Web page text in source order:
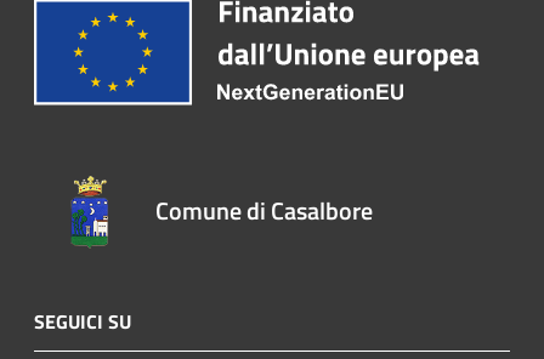
Comune di Casalbore
SEGUICI SU